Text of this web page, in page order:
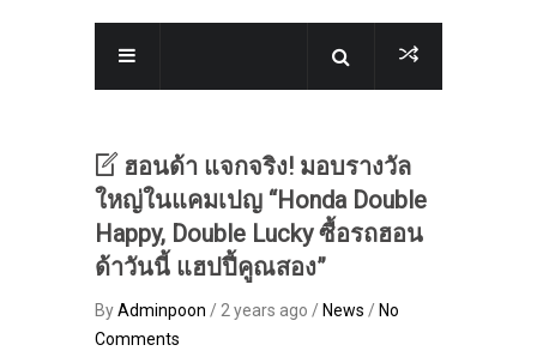
ฮอนด้า แจกจริง! มอบรางวัล
ใหญ่ในแคมเปญ “Honda Double
Happy, Double Lucky ซื้อรถฮอน
ด้าวันนี้ แฮปปี้คูณสอง”
ByAdminpoon / 2 years ago / News / No
Comments